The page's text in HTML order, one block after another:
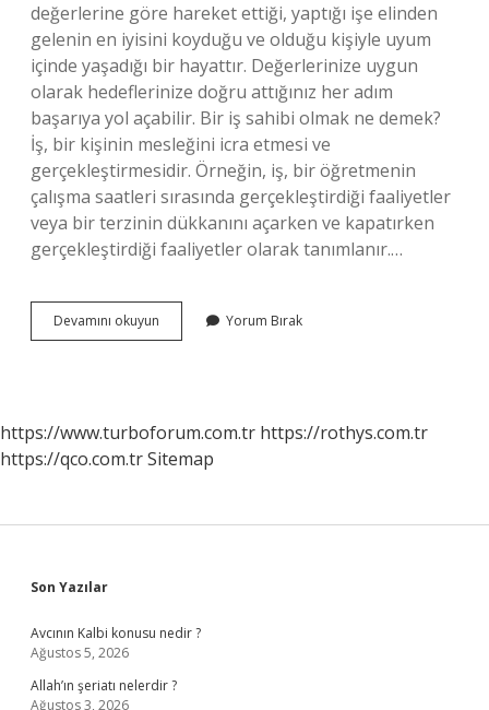
değerlerine göre hareket ettiği, yaptığı işe elinden
gelenin en iyisini koyduğu ve olduğu kişiyle uyum
içinde yaşadığı bir hayattır. Değerlerinize uygun
olarak hedeflerinize doğru attığınız her adım
başarıya yol açabilir. Bir iş sahibi olmak ne demek?
İş, bir kişinin mesleğini icra etmesi ve
gerçekleştirmesidir. Örneğin, iş, bir öğretmenin
çalışma saatleri sırasında gerçekleştirdiği faaliyetler
veya bir terzinin dükkanını açarken ve kapatırken
gerçekleştirdiği faaliyetler olarak tanımlanır.…
Devamını okuyun Kişiliğini
Kazanmak
Yorum Bırak
https://www.turboforum.com.tr https://rothys.com.tr
https://qco.com.trSitemap
Sidebar
Son Yazılar
Avcının Kalbi konusu nedir ?
Ağustos 5, 2026
Allah’ın şeriatı nelerdir ?
Ağustos 3, 2026